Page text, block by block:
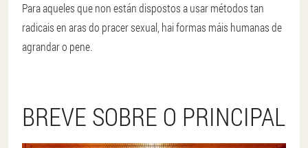
Para aqueles que non están dispostos a usar métodos tan
radicais en aras do pracer sexual, hai formas máis humanas de
agrandar o pene.
BREVE SOBRE O PRINCIPAL